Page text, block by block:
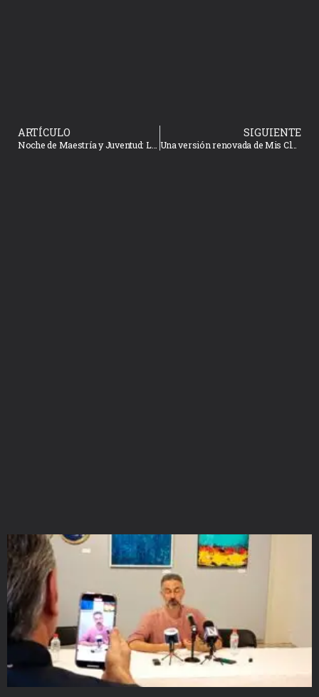
ARTÍCULO
Noche de Maestría y Juventud: La Pianista Rocío González Benítez ofrecerá una “Velada Pianística”
SIGUIENTE